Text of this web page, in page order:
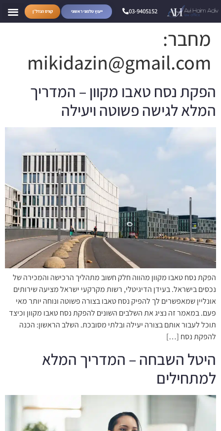
03-9405152 ייעוץ טלפוני ראשוני קורס הנדל״ן
מחבר:
mikidazin@gmail.com
הפקת נסח טאבו מקוון – המדריך
המלא לגישה פשוטה ויעילה
הפקת נסח טאבו מקוון מהווה חלק חשוב מתהליך הרכישה והמכירה של
נכסים בישראל. בעידן הדיגיטלי, רשות מקרקעי ישראל מציעה שירותים
אונליין שמאפשרים לך להפיק נסח טאבו בצורה פשוטה ונוחה יותר מאי
פעם. במאמר זה נציג את השלבים השונים להפקת נסח טאבו מקוון וכיצד
תוכל לעבור אותם בצורה יעילה ובלתי מסובכת. השלב הראשון: הכנה
להפקת נסח […]
היטל השבחה – המדריך המלא
למתחילים